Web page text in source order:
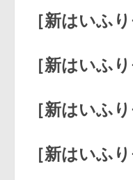
［新はいふ
［新はいふ
［新はいふ
［新はいふ